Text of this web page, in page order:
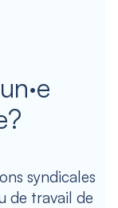
syndicales
de travail de